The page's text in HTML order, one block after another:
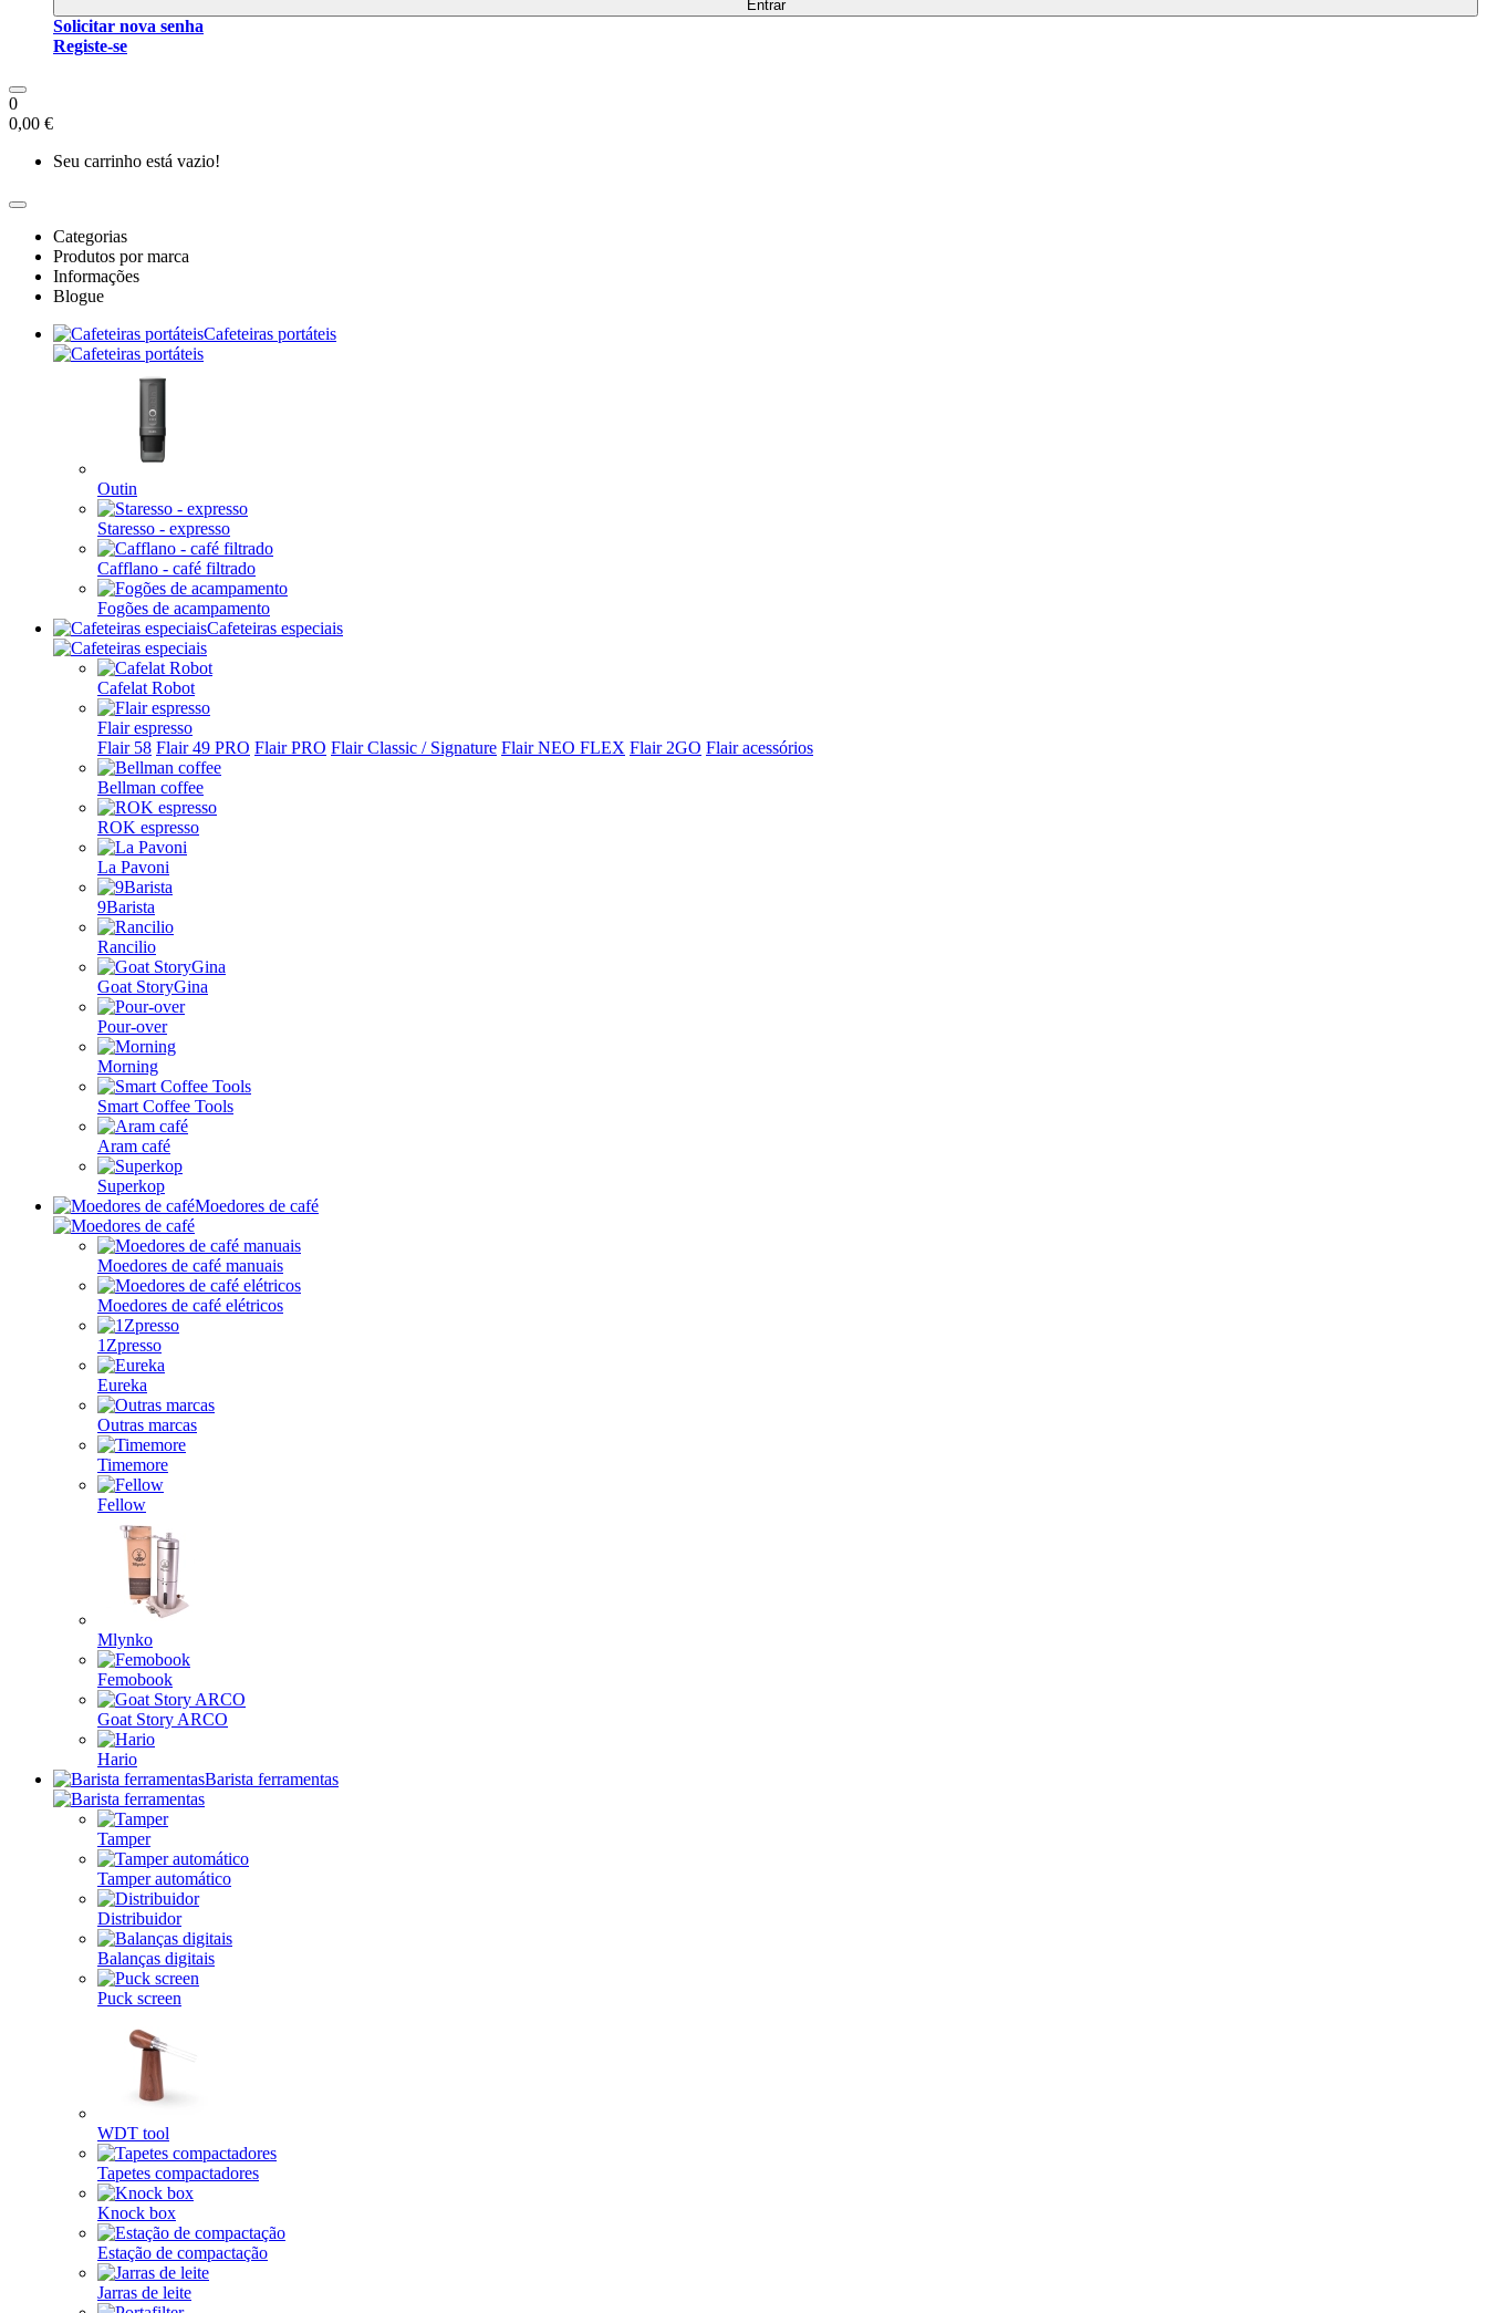
Entrar
Solicitar nova senha
Registe-se
0
0,00 €
Seu carrinho está vazio!
Categorias
Produtos por marca
Informações
Blogue
Cafeteiras portáteis
Outin
Staresso - expresso
Cafflano - café filtrado
Fogões de acampamento
Cafeteiras especiais
Cafelat Robot
Flair espresso
Flair 58 Flair 49 PRO Flair PRO Flair Classic / Signature Flair NEO FLEX Flair 2GO Flair acessórios
Bellman coffee
ROK espresso
La Pavoni
9Barista
Rancilio
Goat StoryGina
Pour-over
Morning
Smart Coffee Tools
Aram café
Superkop
Moedores de café
Moedores de café manuais
Moedores de café elétricos
1Zpresso
Eureka
Outras marcas
Timemore
Fellow
Mlynko
Femobook
Goat Story ARCO
Hario
Barista ferramentas
Tamper
Tamper automático
Distribuidor
Balanças digitais
Puck screen
WDT tool
Tapetes compactadores
Knock box
Estação de compactação
Jarras de leite